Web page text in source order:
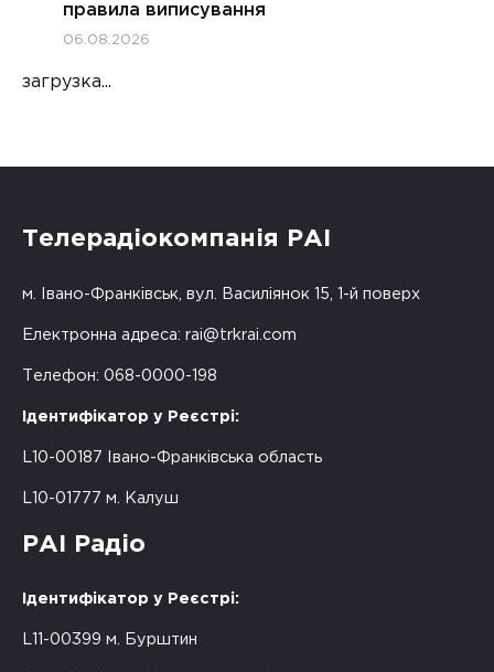
правила виписування
06.08.2026
загрузка...
Телерадіокомпанія РАІ
м. Івано-Франківськ, вул. Василіянок 15, 1-й поверх
Електронна адреса: rai@trkrai.com
Телефон: 068-0000-198
Ідентифікатор у Реєстрі:
L10-00187 Івано-Франківська область
L10-01777 м. Калуш
РАІ Радіо
Ідентифікатор у Реєстрі:
L11-00399 м. Бурштин